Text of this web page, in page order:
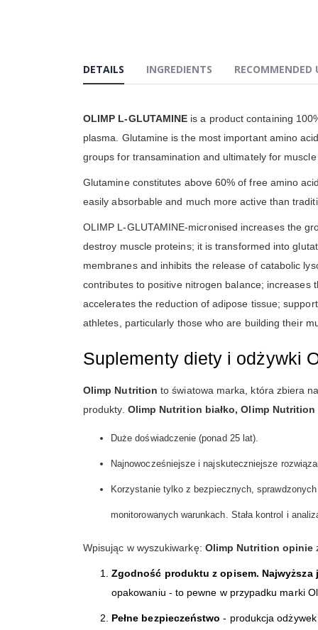
DETAILS
OLIMP L-GLUTAMINE is a product containing
plasma. Glutamine is the most important amino
groups for transamination and ultimately for
Glutamine constitutes above 60% of free amino
easily absorbable and much more active than
OLIMP L-GLUTAMINE-micronised increases the
destroy muscle proteins; it is transformed into
membranes and inhibits the release of catabolic
contributes to positive nitrogen balance; increases
accelerates the reduction of adipose tissue;
athletes, particularly those who are building their
Suplementy diety i odżywki
Olimp Nutrition to światowa marka, która zbiera
produkty. Olimp Nutrition białko, Olimp
Duże doświadczenie (ponad 25 lat).
Najnowocześniejsze i najskuteczniejsze
Korzystanie tylko z bezpiecznych,
monitorowanych warunkach. Stała kontrol i
Wpisując w wyszukiwarkę: Olimp Nutrition opinie
Zgodność produktu z opisem. Najwyższa
opakowaniu - to pewne w przypadku marki
Pełne bezpieczeństwo - produkcja
INGREDIENTS RECOMMENDED